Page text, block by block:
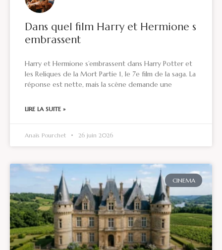
Dans quel film Harry et Hermione s
embrassent
Harry et Hermione s’embrassent dans Harry Potter et
les Reliques de la Mort Partie 1, le 7e film de la saga. La
réponse est nette, mais la scène demande une
LIRE LA SUITE »
Anaïs Pourchet 26 juin 2026
CINEMA